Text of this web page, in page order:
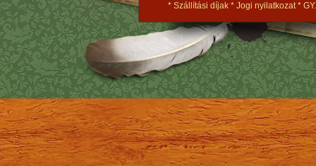
Szállítási díjak Jogi nyilatkozat